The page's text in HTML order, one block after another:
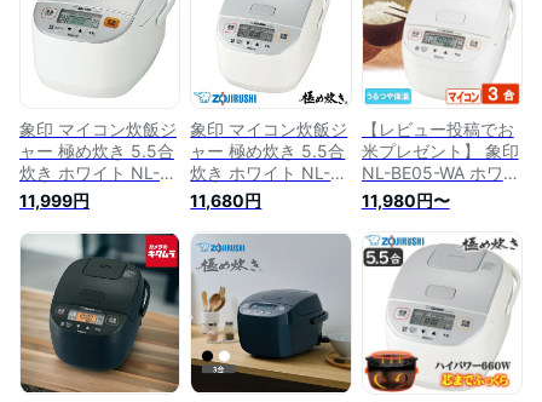
ー NL-DB10 マイコ
ン式 象印炊飯器 最
新 早炊き メーカー
保証対応 初期不良対
応 メーカー様お取引
あり
新生活 純正品 メー
カー保証対応 初期不
良対応 メーカー様お
取引あり
ル メーカー様お取引
あり
象印 マイコン炊飯ジ
ャー 極め炊き 5.5合
炊き ホワイト NL-
DA10-WA 炊飯器 す
いはんき ジャー 保
温 黒厚釜 5.5合【送
料無料（一部地域除
く）】
11,999円
象印 マイコン炊飯ジ
ャー 極め炊き 5.5合
炊き ホワイト NL-
DA10-WA 炊飯器 す
いはんき ジャー 保
温 黒厚釜 5.5合『送
料無料（一部地域除
く）』
11,680円
【レビュー投稿でお
米プレゼント】 象印
NL-BE05-WA ホワイ
ト 極め炊き マイコ
ン 炊飯器 3合炊き 玄
米 炊き込みご飯 麦
ごはん 一人暮らし
新生活 純正品 メー
カー保証対応 初期不
良対応 メーカー様お
取引あり
11,980円〜